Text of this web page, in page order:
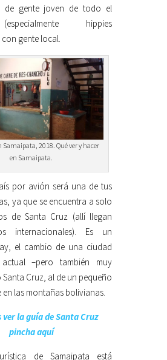
de gente joven de todo el
hippies
gente local.
Samaipata, 2018. Qué ver y hacer
en Samaipata.
por avión será una de tus
ya que se encuentra a solo
de Santa Cruz (allí llegan
internacionales). Es un
el cambio de una ciudad
–pero también muy
Cruz, al de un pequeño
las montañas bolivianas.
ver la guía de Santa Cruz
pincha aquí
de Samaipata está